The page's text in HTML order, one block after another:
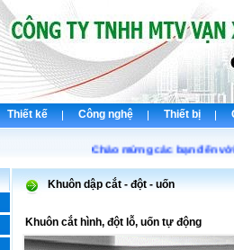
Thiết kế Công nghệ Thiết bị
Chào mừng các bạn đến với
Khuôn dập cắt - đột - uốn
Khuôn cắt hình, đột lỗ, uốn tự động